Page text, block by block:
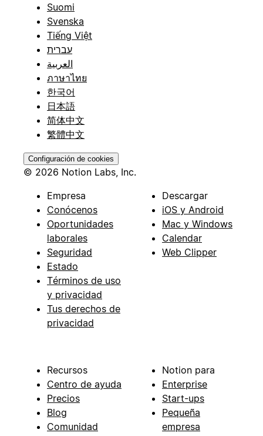
Suomi
Svenska
Tiếng Việt
עברית
العربية
ภาษาไทย
한국어
日本語
简体中文
繁體中文
Configuración de cookies
© 2026 Notion Labs, Inc.
Empresa
Conócenos
Oportunidades
laborales
Seguridad
Estado
Términos de uso
y privacidad
Tus derechos de
privacidad
Descargar
iOS y Android
Mac y Windows
Calendar
Web Clipper
Recursos
Centro de ayuda
Precios
Blog
Comunidad
Notion para
Enterprise
Start-ups
Pequeña
empresa